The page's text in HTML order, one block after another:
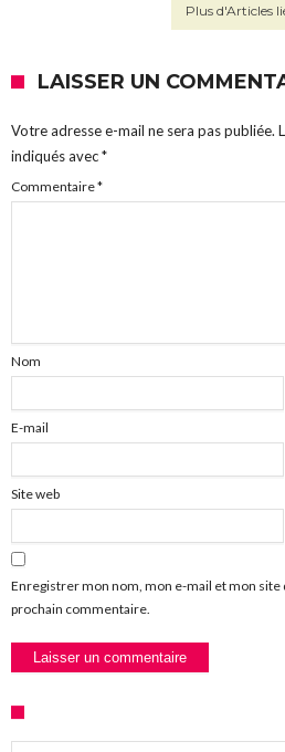
Plus d'Articles
LAISSER UN
Votre adresse e-mail ne sera pas publiée.
indiqués avec*
Commentaire*
Nom
E-mail
Site web
Enregistrer mon nom, mon e-mail et mon site
prochain commentaire.
Rechercher :